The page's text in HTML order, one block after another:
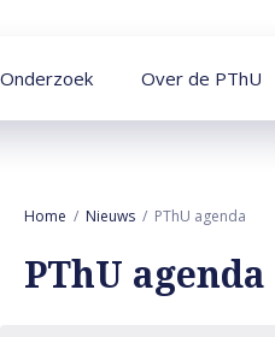
Onderzoek Over de PThU
Home Nieuws PThU agenda
PThU agenda